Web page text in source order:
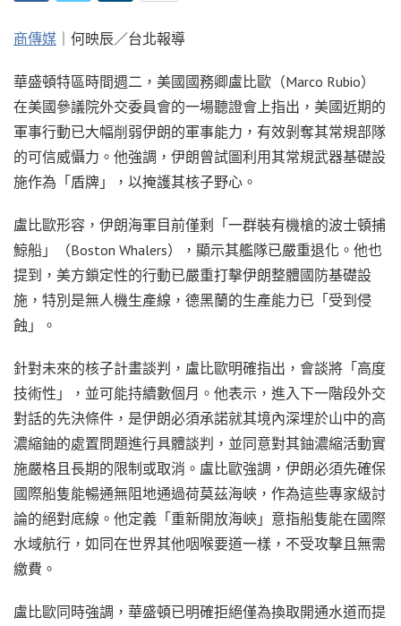
商傳媒 ｜何映辰／台北報導
華盛頓特區時間週二，美國國務卿盧比歐（Marco Rubio）
在美國參議院外交委員會的一場聽證會上指出，美國近期的
軍事行動已大幅削弱伊朗的軍事能力，有效剝奪其常規部隊
的可信威懾力。他強調，伊朗曾試圖利用其常規武器基礎設
施作為「盾牌」，以掩護其核子野心。
盧比歐形容，伊朗海軍目前僅剩「一群裝有機槍的波士頓捕
鯨船」（Boston Whalers），顯示其艦隊已嚴重退化。他也
提到，美方鎖定性的行動已嚴重打擊伊朗整體國防基礎設
施，特別是無人機生產線，德黑蘭的生產能力已「受到侵
蝕」。
針對未來的核子計畫談判，盧比歐明確指出，會談將「高度
技術性」，並可能持續數個月。他表示，進入下一階段外交
對話的先決條件，是伊朗必須承諾就其境內深埋於山中的高
濃縮鈾的處置問題進行具體談判，並同意對其鈾濃縮活動實
施嚴格且長期的限制或取消。盧比歐強調，伊朗必須先確保
國際船隻能暢通無阻地通過荷莫茲海峽，作為這些專家級討
論的絕對底線。他定義「重新開放海峽」意指船隻能在國際
水域航行，如同在世界其他咽喉要道一樣，不受攻擊且無需
繳費。
盧比歐同時強調，華盛頓已明確拒絕僅為換取開通水道而提